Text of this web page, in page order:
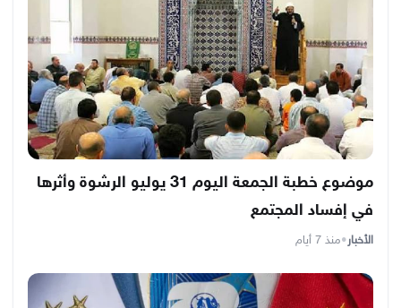
موضوع خطبة الجمعة اليوم 31 يوليو الرشوة وأثرها
في إفساد المجتمع
الأخبار•منذ 7 أيام